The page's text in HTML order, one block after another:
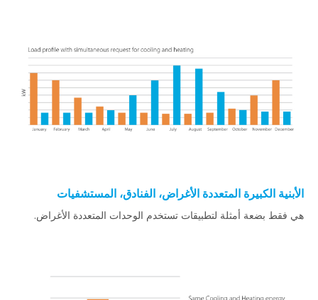
الأبنية الكبيرة المتعددة الأغراض، الفنادق، المستشفيات
هي فقط بضعة أمثلة لتطبيقات تستخدم الوحدات المتعددة الأغراض.